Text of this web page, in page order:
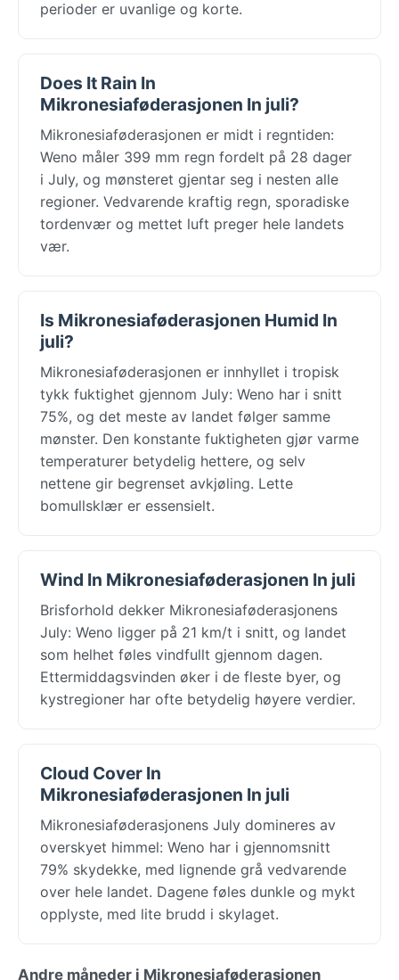
perioder er uvanlige og korte.
Does It Rain In
Mikronesiaføderasjonen In juli?
Mikronesiaføderasjonen er midt i regntiden:
Weno måler 399 mm regn fordelt på 28 dager
i July, og mønsteret gjentar seg i nesten alle
regioner. Vedvarende kraftig regn, sporadiske
tordenvær og mettet luft preger hele landets
vær.
Is Mikronesiaføderasjonen Humid In
juli?
Mikronesiaføderasjonen er innhyllet i tropisk
tykk fuktighet gjennom July: Weno har i snitt
75%, og det meste av landet følger samme
mønster. Den konstante fuktigheten gjør varme
temperaturer betydelig hettere, og selv
nettene gir begrenset avkjøling. Lette
bomullsklær er essensielt.
Wind In Mikronesiaføderasjonen In juli
Brisforhold dekker Mikronesiaføderasjonens
July: Weno ligger på 21 km/t i snitt, og landet
som helhet føles vindfullt gjennom dagen.
Ettermiddagsvinden øker i de fleste byer, og
kystregioner har ofte betydelig høyere verdier.
Cloud Cover In
Mikronesiaføderasjonen In juli
Mikronesiaføderasjonens July domineres av
overskyet himmel: Weno har i gjennomsnitt
79% skydekke, med lignende grå vedvarende
over hele landet. Dagene føles dunkle og mykt
opplyste, med lite brudd i skylaget.
Andre måneder i Mikronesiaføderasjonen